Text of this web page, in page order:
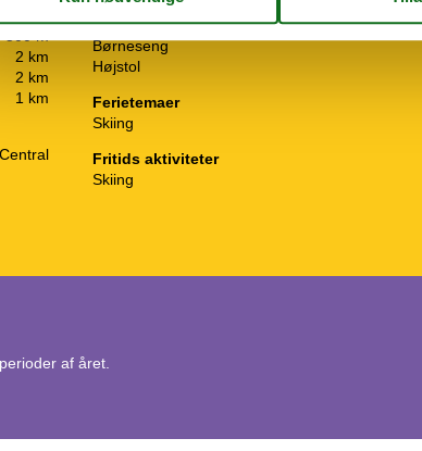
500 m
2 km
2 km
1 km
Central
Børn
Børneseng
Højstol
Ferietemaer
Skiing
Fritids aktiviteter
Skiing
af året.